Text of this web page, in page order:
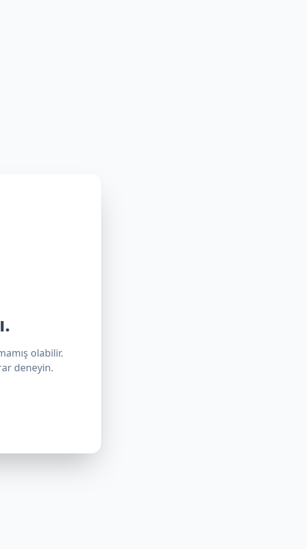
olabilir.
deneyin.